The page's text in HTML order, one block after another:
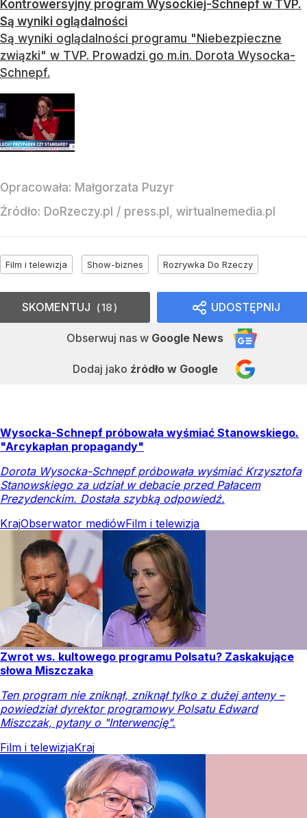
Kontrowersyjny program Wysockiej-Schnepf w TVP.
Są wyniki oglądalności
Są wyniki oglądalności programu "Niebezpieczne
związki" w TVP. Prowadzi go m.in. Dorota Wysocka-
Schnepf.
Opracowała: Małgorzata Puzyr
Źródło: DoRzeczy.pl / press.pl, wirtualnemedia.pl
Film i telewizja Show-biznes Rozrywka Do Rzeczy
UDOSTĘPNIJ
Obserwuj nas w Google News
Dodaj jako źródło w Google
SKOMENTUJ 18
Wysocka-Schnepf próbowała wyśmiać Stanowskiego.
"Arcykapłan propagandy"
Dorota Wysocka-Schnepf próbowała wyśmiać Krzysztofa
Stanowskiego za udział w debacie przed Pałacem
Prezydenckim. Dostała szybką odpowiedź.
KrajObserwator mediówFilm i telewizja
Zwrot ws. kultowego programu Polsatu? Zaskakujące
słowa Miszczaka
Ten program nie zniknął, zniknął tylko z dużej anteny –
powiedział dyrektor programowy Polsatu Edward
Miszczak, pytany o "Interwencję".
Film i telewizjaKraj